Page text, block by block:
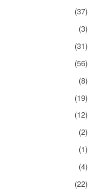
(37)
(3)
(31)
(56)
(8)
(19)
(12)
(2)
(1)
(4)
(22)